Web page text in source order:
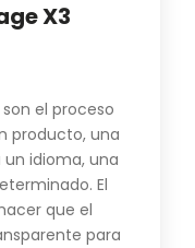
X3
el proceso
producto, una
idioma, una
El
que el
para